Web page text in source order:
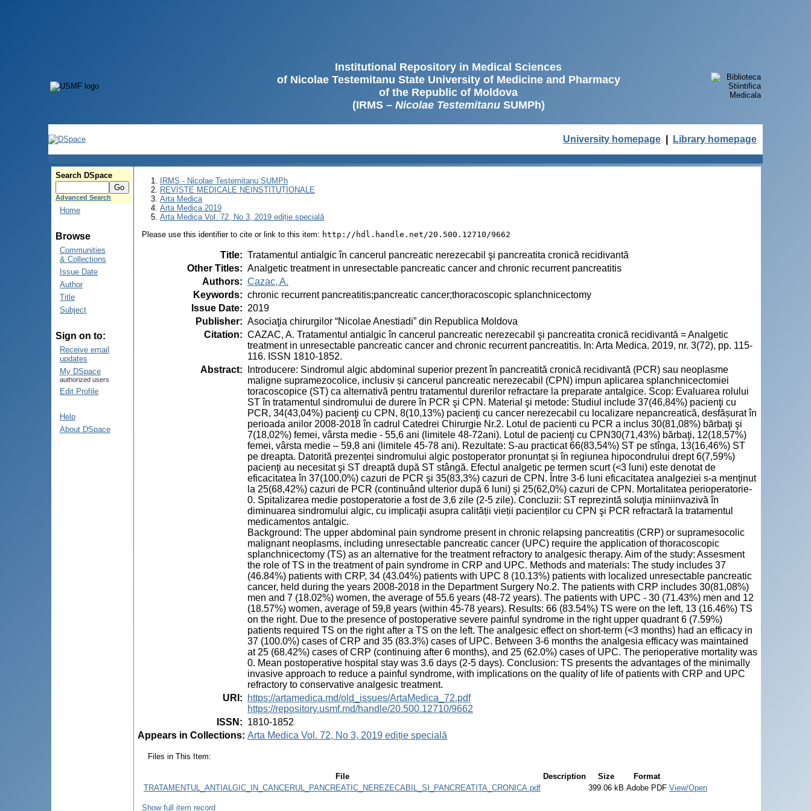
Institutional Repository in Medical Sciences
of Nicolae Testemitanu State University of Medicine and Pharmacy
of the Republic of Moldova
(IRMS – Nicolae TestemitanuSUMPh)
University homepage Library homepage
Search DSpace
Advanced Search
Home
Browse
Communities
& Collections
Issue Date
Author
Title
Subject
Sign on to:
Receive email
updates
My DSpace
authorized users
Edit Profile
Help
About DSpace
IRMS - Nicolae Testemitanu SUMPh
REVISTE MEDICALE NEINSTITUȚIONALE
Arta Medica
Arta Medica 2019
Arta Medica Vol. 72, No 3, 2019 ediție specială
Please use this identifier to cite or link to this item: http://hdl.handle.net/20.500.12710/9662
Title: Tratamentul antialgic în cancerul pancreatic nerezecabil şi pancreatita cronică recidivantă
Other Titles: Analgetic treatment in unresectable pancreatic cancer and chronic recurrent pancreatitis
Authors: Cazac, A.
Keywords: chronic recurrent pancreatitis;pancreatic cancer;thoracoscopic splanchnicectomy
Issue Date: 2019
Publisher: Asociaţia chirurgilor “Nicolae Anestiadi” din Republica Moldova
Citation: CAZAC, A. Tratamentul antialgic în cancerul pancreatic nerezecabil şi pancreatita cronică recidivantă = Analgetic
treatment in unresectable pancreatic cancer and chronic recurrent pancreatitis. In: Arta Medica. 2019, nr. 3(72), pp. 115-
116. ISSN 1810-1852.
Abstract:
Introducere: Sindromul algic abdominal superior prezent în pancreatită cronică recidivantă (PCR) sau neoplasme
maligne supramezocolice, inclusiv și cancerul pancreatic nerezecabil (CPN) impun aplicarea splanchnicectomiei
toracoscopice (ST) ca alternativă pentru tratamentul durerilor refractare la preparate antalgice. Scop: Evaluarea rolului
ST în tratamentul sindromului de durere în PCR şi CPN. Material şi metode: Studiul include 37(46,84%) pacienţi cu
PCR, 34(43,04%) pacienţi cu CPN, 8(10,13%) pacienţi cu cancer nerezecabil cu localizare nepancreatică, desfășurat în
perioada anilor 2008-2018 în cadrul Catedrei Chirurgie Nr.2. Lotul de pacienti cu PCR a inclus 30(81,08%) bărbaţi şi
7(18,02%) femei, vârsta medie - 55,6 ani (limitele 48-72ani). Lotul de pacienţi cu CPN30(71,43%) bărbaţi, 12(18,57%)
femei, vârsta medie – 59,8 ani (limitele 45-78 ani). Rezultate: S-au practicat 66(83,54%) ST pe stînga, 13(16,46%) ST
pe dreapta. Datorită prezenței sindromului algic postoperator pronunțat și în regiunea hipocondrului drept 6(7,59%)
pacienţi au necesitat şi ST dreaptă după ST stângă. Efectul analgetic pe termen scurt (<3 luni) este denotat de
eficacitatea în 37(100,0%) cazuri de PCR şi 35(83,3%) cazuri de CPN. Între 3-6 luni eficacitatea analgeziei s-a menţinut
la 25(68,42%) cazuri de PCR (continuând ulterior după 6 luni) şi 25(62,0%) cazuri de CPN. Mortalitatea perioperatorie-
0. Spitalizarea medie postoperatorie a fost de 3,6 zile (2-5 zile). Concluzii: ST reprezintă soluţia miniinvazivă în
diminuarea sindromului algic, cu implicaţii asupra calității vieții pacienților cu CPN şi PCR refractară la tratamentul
medicamentos antalgic.
Background: The upper abdominal pain syndrome present in chronic relapsing pancreatitis (CRP) or supramesocolic
malignant neoplasms, including unresectable pancreatic cancer (UPC) require the application of thoracoscopic
splanchnicectomy (TS) as an alternative for the treatment refractory to analgesic therapy. Aim of the study: Assesment
the role of TS in the treatment of pain syndrome in CRP and UPC. Methods and materials: The study includes 37
(46.84%) patients with CRP, 34 (43.04%) patients with UPC 8 (10.13%) patients with localized unresectable pancreatic
cancer, held during the years 2008-2018 in the Department Surgery No.2. The patients with CRP includes 30(81,08%)
men and 7 (18.02%) women, the average of 55.6 years (48-72 years). The patients with UPC - 30 (71.43%) men and 12
(18.57%) women, average of 59,8 years (within 45-78 years). Results: 66 (83.54%) TS were on the left, 13 (16.46%) TS
on the right. Due to the presence of postoperative severe painful syndrome in the right upper quadrant 6 (7.59%)
patients required TS on the right after a TS on the left. The analgesic effect on short-term (<3 months) had an efficacy in
37 (100.0%) cases of CRP and 35 (83.3%) cases of UPC. Between 3-6 months the analgesia efficacy was maintained
at 25 (68.42%) cases of CRP (continuing after 6 months), and 25 (62.0%) cases of UPC. The perioperative mortality was
0. Mean postoperative hospital stay was 3.6 days (2-5 days). Conclusion: TS presents the advantages of the minimally
invasive approach to reduce a painful syndrome, with implications on the quality of life of patients with CRP and UPC
refractory to conservative analgesic treatment.
URI :
https://artamedica.md/old_issues/ArtaMedica_72.pdf
https://repository.usmf.md/handle/20.500.12710/9662
ISSN : 1810-1852
Appears in Collections: Arta Medica Vol. 72, No 3, 2019 ediție specială
Files in This Item:
File Description Size
Format
TRATAMENTUL_ANTIALGIC_IN_CANCERUL_PANCREATIC_NEREZECABIL_SI_PANCREATITA_CRONICA.pdf
399.06 kB Adobe PDF View/Open
Show full item record